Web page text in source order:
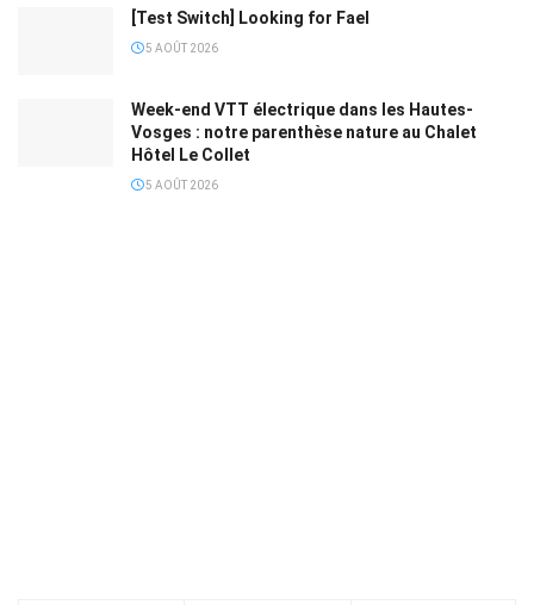
[Test Switch] Looking for Fael
5 AOÛT 2026
Week-end VTT électrique dans les Hautes-
Vosges : notre parenthèse nature au Chalet
Hôtel Le Collet
5 AOÛT 2026